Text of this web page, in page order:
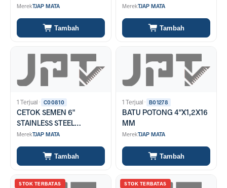
MerekTJAP MATA
Tambah
MerekTJAP MATA
Tambah
1 Terjual· C00810
CETOK SEMEN 6"
STAINLESS STEEL
DJAKARTA (SENDOK
SEMEN)
MerekTJAP MATA
Tambah
1 Terjual· B01278
BATU POTONG 4"X1,2X16
MM
MerekTJAP MATA
Tambah
STOK TERBATAS STOK TERBATAS